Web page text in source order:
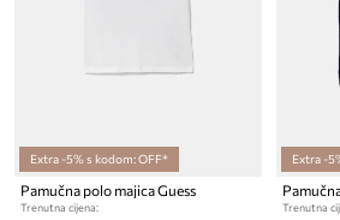
Extra -5% s kodom: OFF*
Pamučna polo majica Guess
Trenutna cijena:
Extra -
Trenutna